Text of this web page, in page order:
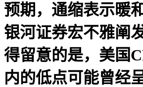
预期，通缩表示暖
银河证券宏不雅阐
得留意的是，美国
内的低点可能曾经